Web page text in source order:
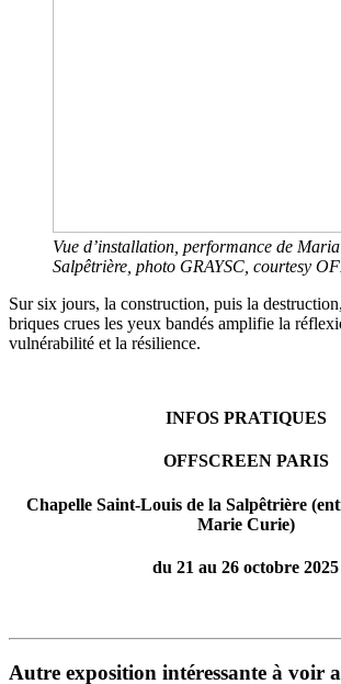
Vue d’installation, performance de
Salpêtrière, photo GRAYSC, courtesy
Sur six jours, la construction, puis la
briques crues les yeux bandés amplifie la
vulnérabilité et la résilience.
INFOS PRATIQUES
OFFSCREEN PARIS
Chapelle Saint-Louis de la Salpêtrière
Marie Curie)
du 21 au 26 octobre 2025
Autre exposition intéressante à voir